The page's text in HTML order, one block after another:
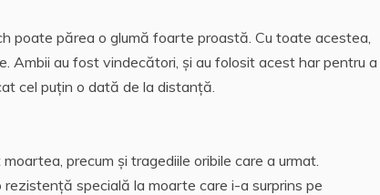
poate părea o glumă foarte proastă. Cu toate acestea,
Ambii au fost vindecători, şi au folosit acest har pentru a
cel puţin o dată de la distanţă.
precum şi tragediile oribile care a urmat.
specială la moarte care i-a surprins pe